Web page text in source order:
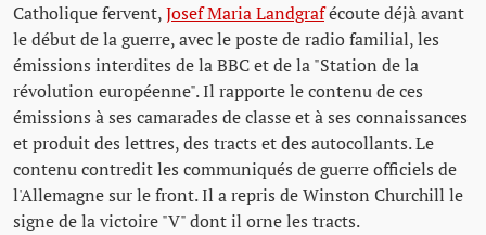
Catholique fervent,Josef Maria Landgrafécoute déjà avant
le début de la guerre, avec le poste de radio familial, les
émissions interdites de la BBC et de la "Station de la
révolution européenne". Il rapporte le contenu de ces
émissions à ses camarades de classe et à ses connaissances
et produit des lettres, des tracts et des autocollants. Le
contenu contredit les communiqués de guerre officiels de
l'Allemagne sur le front. Il a repris de Winston Churchill le
signe de la victoire "V" dont il orne les tracts.